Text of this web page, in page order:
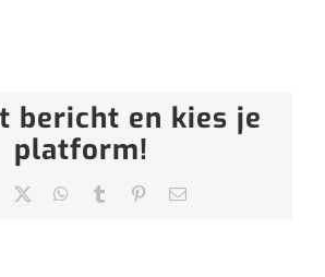
bericht en kies je
platform!
Facebook WhatsApp
Tumblr Pinterest
E-